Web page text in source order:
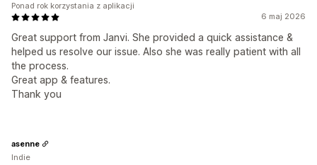
6 maj 2026
Great support from Janvi. She provided a quick assistance &
helped us resolve our issue. Also she was really patient with all
the process.
Great app & features.
Thank you
Ponad rok korzystania z aplikacji
asenne
Indie